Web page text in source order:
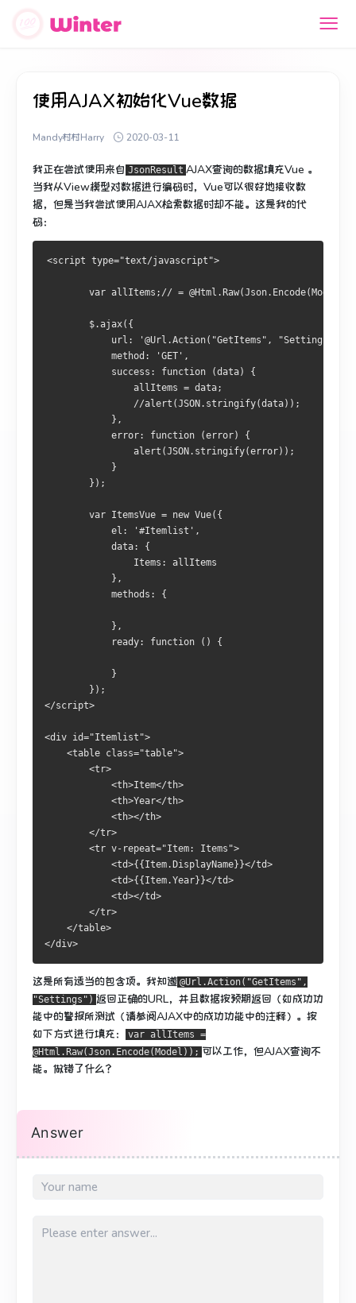
使用AJAX初始化Vue数据
Mandy村村Harry 2020-03-11
我正在尝试使用来自 JsonResult AJAX查询的数据填充Vue 。
当我从View模型对数据进行编码时，Vue可以很好地接收数
据，但是当我尝试使用AJAX检索数据时却不能。 这是我的代
码：
<script type="text/javascript">
        var allItems;// = @Html.Raw(Json.Encode(Model));
        $.ajax({
            url: '@Url.Action("GetItems", "Settings")',
            method: 'GET',
            success: function (data) {
                allItems = data;
                //alert(JSON.stringify(data));
            },
            error: function (error) {
                alert(JSON.stringify(error));
            }
        });
        var ItemsVue = new Vue({
            el: '#Itemlist',
            data: {
                Items: allItems
            },
            methods: {
            },
            ready: function () {
            }
        });
</script>
<div id="Itemlist">
    <table class="table">
        <tr>
            <th>Item</th>
            <th>Year</th>
            <th></th>
        </tr>
        <tr v-repeat="Item: Items">
            <td>{{Item.DisplayName}}</td>
            <td>{{Item.Year}}</td>
            <td></td>
        </tr>
    </table>
</div>
这是所有适当的包含项。 我知道 @Url.Action("GetItems",
"Settings") 返回正确的URL，并且数据按预期返回（如成功功
能中的警报所测试（请参阅AJAX中的成功功能中的注释）。按
如下方式进行填充：
var allItems =
@Html.Raw(Json.Encode(Model)); 可以工作，但AJAX查询不
能。做错了什么？
Answer